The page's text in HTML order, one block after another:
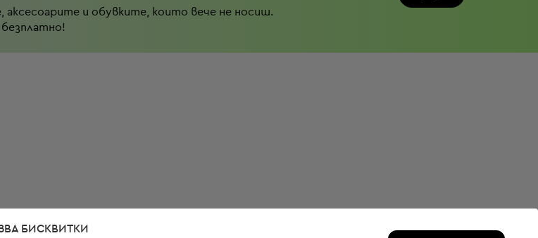
аксесоарите и обувките, които вече не носиш.
БИСКВИТКИ